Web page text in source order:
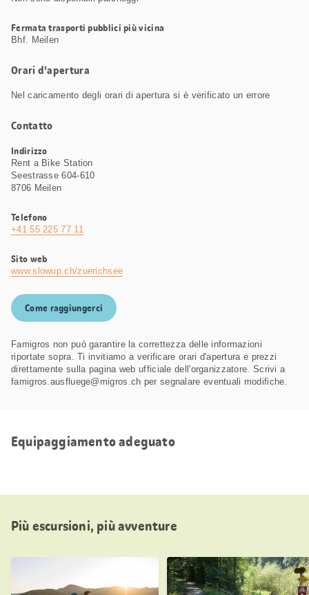
Fermata trasporti pubblici più vicina
Bhf. Meilen
Orari d’apertura
Nel caricamento degli orari di apertura si è verificato un errore
Contatto
Indirizzo
Rent a Bike Station
Seestrasse 604-610
8706 Meilen
Telefono
+41 55 225 77 11
Sito web
www.slowup.ch/zuerichsee
Come raggiungerci
Famigros non può garantire la correttezza delle informazioni
riportate sopra. Ti invitiamo a verificare orari d'apertura e prezzi
direttamente sulla pagina web ufficiale dell'organizzatore. Scrivi a
famigros.ausfluege@migros.ch per segnalare eventuali modifiche.
Equipaggiamento adeguato
Più escursioni, più avventure